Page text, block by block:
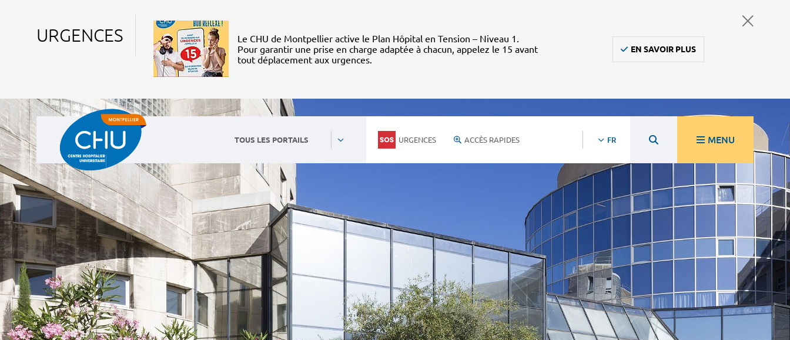
URGENCES
Le CHU de Montpellier active le Plan Hôpital en Tension – Niveau 1.
Pour garantir une prise en charge adaptée à chacun, appelez le 15 avant
tout déplacement aux urgences.
EN SAVOIR PLUS
TOUS LES PORTAILS URGENCES ACCÈS RAPIDES FR MENU